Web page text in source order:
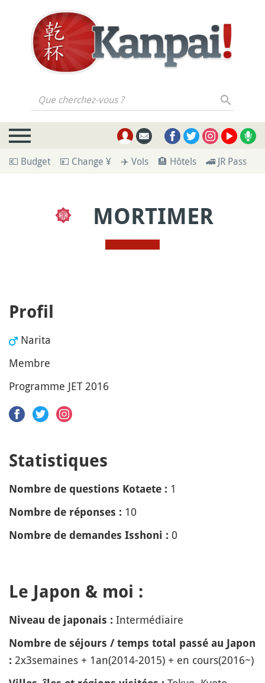
Que cherchez-vous ?
💶 Budget 💴 Change ¥ ✈️ Vols 🏨 Hôtels 🚄 JR Pass
MORTIMER
Profil
Narita
Membre
Programme JET 2016
Statistiques
Nombre de questions Kotaete : 1
Nombre de réponses : 10
Nombre de demandes Isshoni : 0
Le Japon & moi :
Niveau de japonais : Intermédiaire
Nombre de séjours / temps total passé au Japon
: 2x3semaines + 1an(2014-2015) + en cours(2016~)